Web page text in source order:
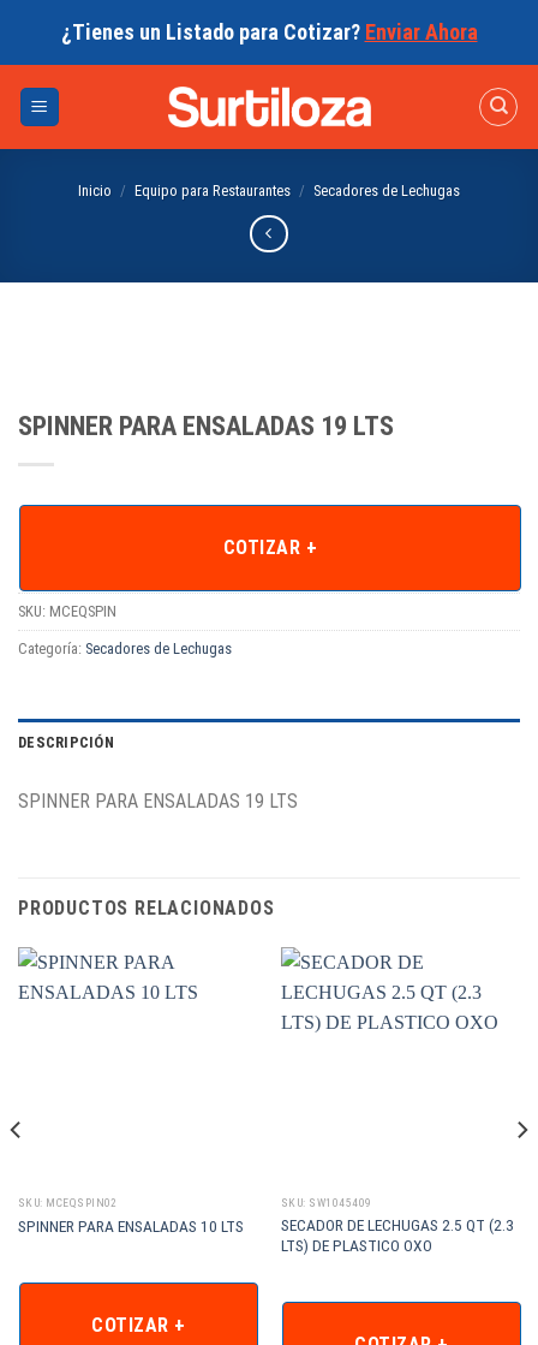
¿Tienes un Listado para Cotizar? Enviar Ahora
Inicio / Equipo para Restaurantes / Secadores de Lechugas
SPINNER PARA ENSALADAS 19 LTS
COTIZAR +
SKU: MCEQSPIN
Categoría: Secadores de Lechugas
DESCRIPCIÓN
SPINNER PARA ENSALADAS 19 LTS
PRODUCTOS RELACIONADOS
SKU: MCEQSPIN02
SPINNER PARA ENSALADAS 10 LTS
COTIZAR +
SKU: SW1045409
SECADOR DE LECHUGAS 2.5 QT (2.3
LTS) DE PLASTICO OXO